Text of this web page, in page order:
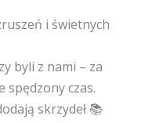
i świetnych
byli z nami – za
spędzony czas.
skrzydeł 📚